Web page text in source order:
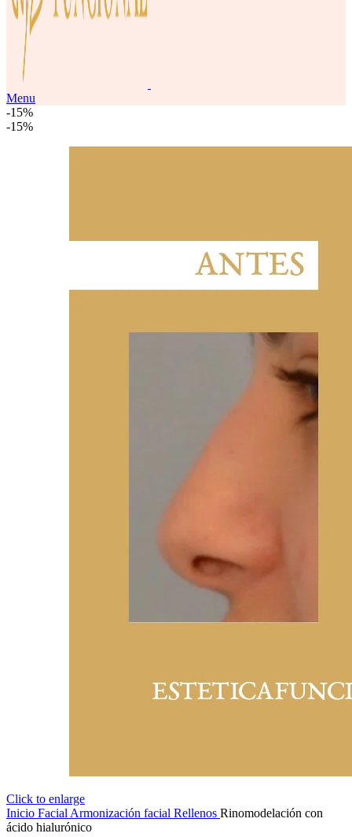
Menu
-15%
-15%
Click to enlarge
Inicio Facial Armonización facial Rellenos Rinomodelación con
ácido hialurónico